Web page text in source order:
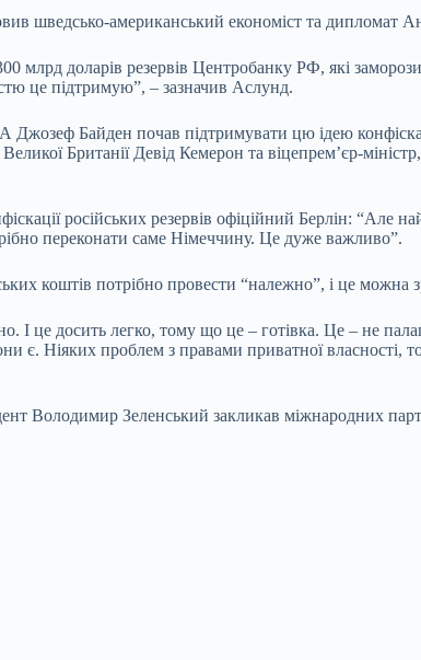
шведсько-американський економіст та дипломат
млрд доларів резервів Центробанку РФ, які
це підтримую”, – зазначив Аслунд.
Байден почав підтримувати цю ідею
Британії Девід Кемерон та віцепрем’єр-
російських резервів офіційний Берлін:
переконати саме Німеччину. Це дуже важливо”.
коштів потрібно провести “належно”, і це можна
І це досить легко, тому що це – готівка. Це – не
є. Ніяких проблем з правами приватної
Володимир Зеленський закликав міжнародних